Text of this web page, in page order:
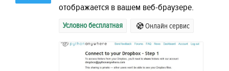
отображается в вашем веб-браузере.
Условно бесплатная Онлайн сервис